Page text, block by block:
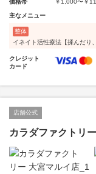
価格帯
￥1,000〜￥
主なメニュー
整体
イネイト活性療法【揉んだり
クレジット
カード
店舗公式
カラダファクトリ